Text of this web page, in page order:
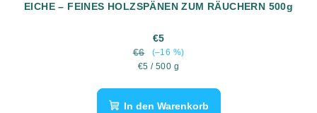
EICHE – FEINES HOLZSPÄNEN ZUM RÄUCHERN 500g
€5
€6
(–16 %)
Verkaufspreis:
€5 / 500 g
In den Warenkorb